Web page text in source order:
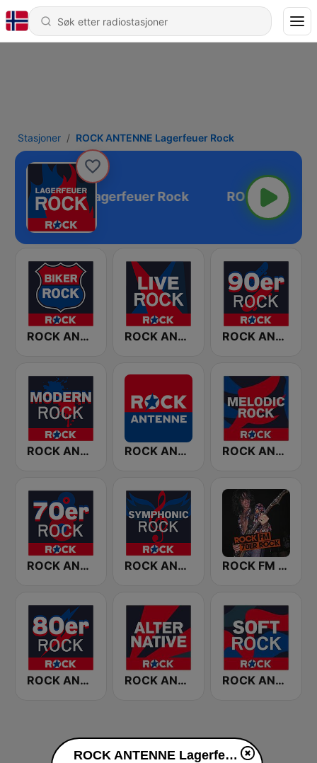
Stasjoner ROCK ANTENNE Lagerfeuer Rock
ANTENNE Lagerfeuer Rock
ROCK ANTENNE Biker Rock ROCK ANTENNE Live Rock ROCK ANTENNE 90er Rock
ROCK ANTENNE Modern Rock ROCK ANTENNE ROCK ANTENNE Melodic Rock
ROCK ANTENNE 70er Rock ROCK ANTENNE Symphonic Rock ROCK FM 70ER ROCK
ROCK ANTENNE 80er Rock ROCK ANTENNE Alternative ROCK ANTENNE Soft Rock
ROCK ANTENNE Lagerfeuer Rock direkte